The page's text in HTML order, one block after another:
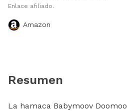
Enlace afiliado.
Amazon
Resumen
La hamaca Babymoov